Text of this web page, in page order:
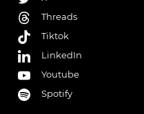
Threads
Tiktok
LinkedIn
Youtube
Spotify